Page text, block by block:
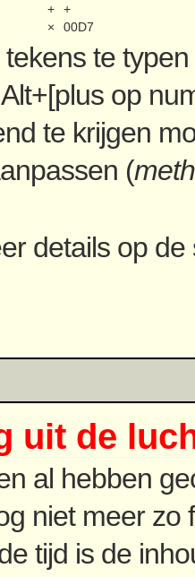
+
+
× 00D7
te
op
te krijgen
(
details op
uit de
al hebben
niet meer zo
tijd is de